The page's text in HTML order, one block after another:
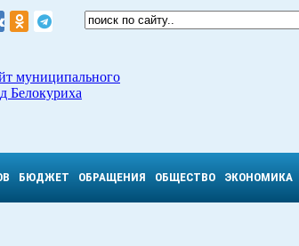
муниципального
Белокуриха
БЮДЖЕТ ОБРАЩЕНИЯ ОБЩЕСТВО ЭКОНОМИКА